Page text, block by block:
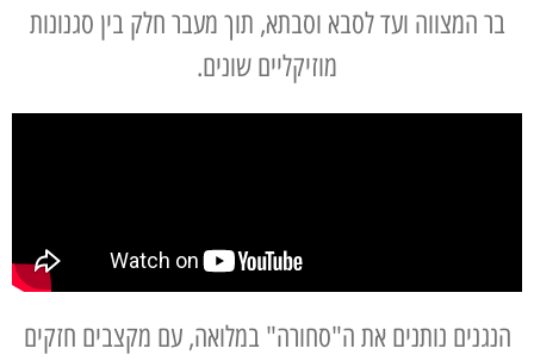
בר המצווה ועד לסבא וסבתא, תוך מעבר חלק בין סגנונות
מוזיקליים שונים.
הנגנים נותנים את ה"סחורה" במלואה, עם מקצבים חזקים